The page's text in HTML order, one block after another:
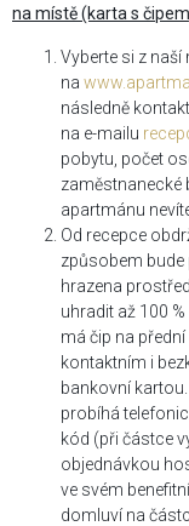
na místě (karta s
Vyberte si z
na
následně
na e-mailu
pobytu, počet
zaměstnanecké
apartmánu
Od recepce
způsobem bude
hrazena
uhradit až 100
má čip na
kontaktním i
bankovní
probíhá
kód (při částce
objednávkou
ve svém
domluví na